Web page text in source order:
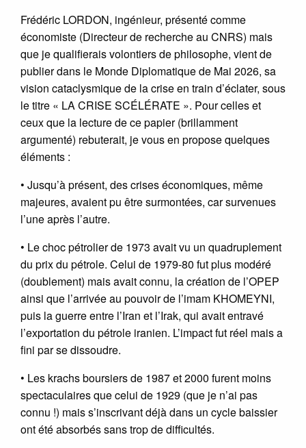
Frédéric LORDON, ingénieur, présenté comme
économiste (Directeur de recherche au CNRS) mais
que je qualifierais volontiers de philosophe, vient de
publier dans le Monde Diplomatique de Mai 2026, sa
vision cataclysmique de la crise en train d’éclater, sous
le titre « LA CRISE SCÉLÉRATE ». Pour celles et
ceux que la lecture de ce papier (brillamment
argumenté) rebuterait, je vous en propose quelques
éléments :
• Jusqu’à présent, des crises économiques, même
majeures, avaient pu être surmontées, car survenues
l’une après l’autre.
• Le choc pétrolier de 1973 avait vu un quadruplement
du prix du pétrole. Celui de 1979-80 fut plus modéré
(doublement) mais avait connu, la création de l’OPEP
ainsi que l’arrivée au pouvoir de l’imam KHOMEYNI,
puis la guerre entre l’Iran et l’Irak, qui avait entravé
l’exportation du pétrole iranien. L’impact fut réel mais a
fini par se dissoudre.
• Les krachs boursiers de 1987 et 2000 furent moins
spectaculaires que celui de 1929 (que je n’ai pas
connu !) mais s’inscrivant déjà dans un cycle baissier
ont été absorbés sans trop de difficultés.